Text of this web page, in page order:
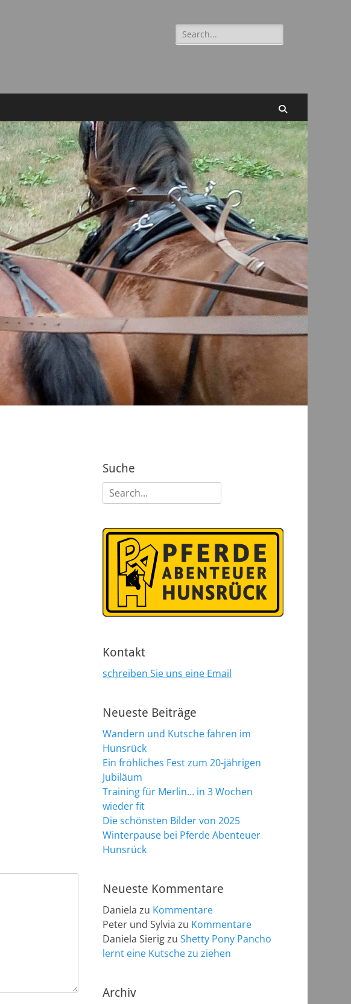
Suchen
nach:
Suche
Suchen
nach:
Kontakt
schreiben Sie uns eine Email
Neueste Beiträge
Wandern und Kutsche fahren im
Hunsrück
Ein fröhliches Fest zum 20-jährigen
Jubiläum
Training für Merlin… in 3 Wochen
wieder fit
Die schönsten Bilder von 2025
Winterpause bei Pferde Abenteuer
Hunsrück
Neueste Kommentare
Daniela zu Kommentare
Peter und Sylvia zu Kommentare
Daniela Sierigzu Shetty Pony Pancho
lernt eine Kutsche zu ziehen
Archiv